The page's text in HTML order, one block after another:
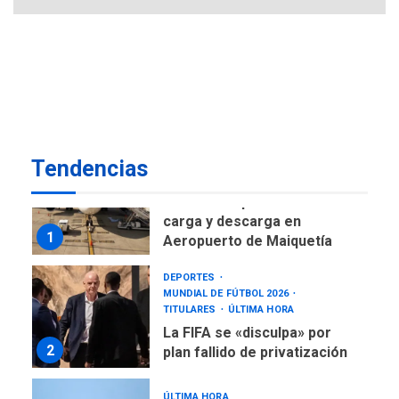
Tendencias
DESTACADOS
NACIONALES
1
carga y descarga en
Aeropuerto de Maiquetía
2
DEPORTES
MUNDIAL DE FÚTBOL 2026
TITULARES
ÚLTIMA HORA
La FIFA se «disculpa» por
plan fallido de privatización
ÚLTIMA HORA